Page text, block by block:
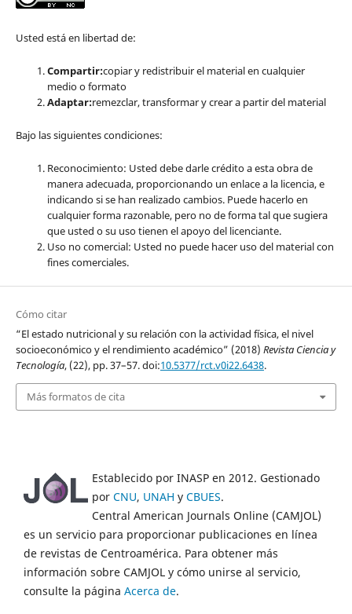
Usted está en libertad de:
Compartir:copiar y redistribuir el material en cualquier
medio o formato
Adaptar:remezclar, transformar y crear a partir del material
Bajo las siguientes condiciones:
Reconocimiento: Usted debe darle crédito a esta obra de
manera adecuada, proporcionando un enlace a la licencia, e
indicando si se han realizado cambios. Puede hacerlo en
cualquier forma razonable, pero no de forma tal que sugiera
que usted o su uso tienen el apoyo del licenciante.
Uso no comercial: Usted no puede hacer uso del material con
fines comerciales.
Cómo citar
“El estado nutricional y su relación con la actividad física, el nivel
socioeconómico y el rendimiento académico” (2018) Revista Ciencia y
Tecnología, (22), pp. 37–57. doi:10.5377/rct.v0i22.6438.
Más formatos de cita
Establecido por INASP en 2012. Gestionado
por CNU, UNAH y CBUES.
Central American Journals Online (CAMJOL)
es un servicio para proporcionar publicaciones en línea
de revistas de Centroamérica. Para obtener más
información sobre CAMJOL y cómo unirse al servicio,
consulte la página Acerca de.